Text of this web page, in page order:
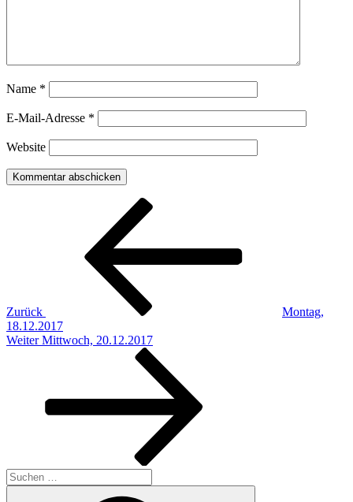
Name *
E-Mail-Adresse *
Website
Beitragsnavigation
Zurück
Montag,
18.12.2017
Nächster
Weiter Mittwoch, 20.12.2017
Suchen
nach: